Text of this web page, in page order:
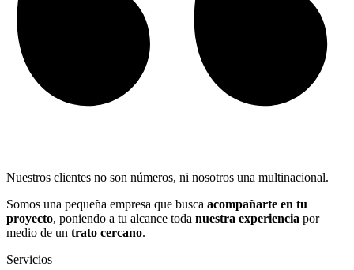
Nuestros clientes no son números, ni nosotros una multinacional.
Somos una pequeña empresa que busca acompañarte en tu
proyecto, poniendo a tu alcance toda nuestra experiencia por
medio de un trato cercano.
Servicios